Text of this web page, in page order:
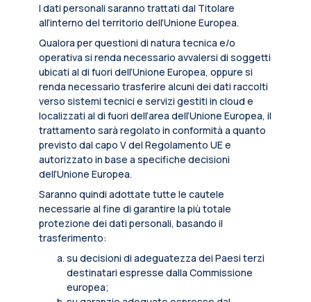
I dati personali saranno trattati dal Titolare
all’interno del territorio dell’Unione Europea.
Qualora per questioni di natura tecnica e/o
operativa si renda necessario avvalersi di soggetti
ubicati al di fuori dell’Unione Europea, oppure si
renda necessario trasferire alcuni dei dati raccolti
verso sistemi tecnici e servizi gestiti in cloud e
localizzati al di fuori dell’area dell’Unione Europea, il
trattamento sarà regolato in conformità a quanto
previsto dal capo V del Regolamento UE e
autorizzato in base a specifiche decisioni
dell’Unione Europea.
Saranno quindi adottate tutte le cautele
necessarie al fine di garantire la più totale
protezione dei dati personali, basando il
trasferimento:
su decisioni di adeguatezza dei Paesi terzi
destinatari espresse dalla Commissione
europea;